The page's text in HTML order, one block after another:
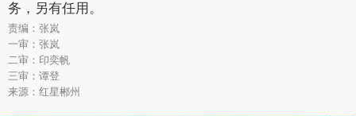
务，另有任用。
责编：张岚
一审：张岚
二审：印奕帆
三审：谭登
来源：红星郴州